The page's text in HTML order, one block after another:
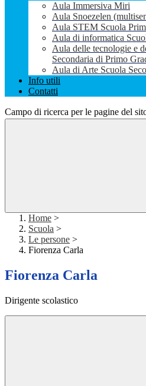
Aula Immersiva Miri
Aula Snoezelen
Aula STEM Scuola
Aula di informatica
Aula delle tecnologie e
Secondaria di Primo
Aula di Arte Scuola
Info utili
Contatti
Campo di ricerca per le pagine del
Home >
Scuola >
Le persone >
Fiorenza Carla
Fiorenza Carla
Dirigente scolastico